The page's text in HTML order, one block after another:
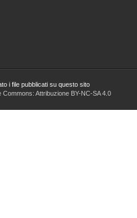
i file pubblicati su questo sito
Commons: Attribuzione BY-NC-SA 4.0